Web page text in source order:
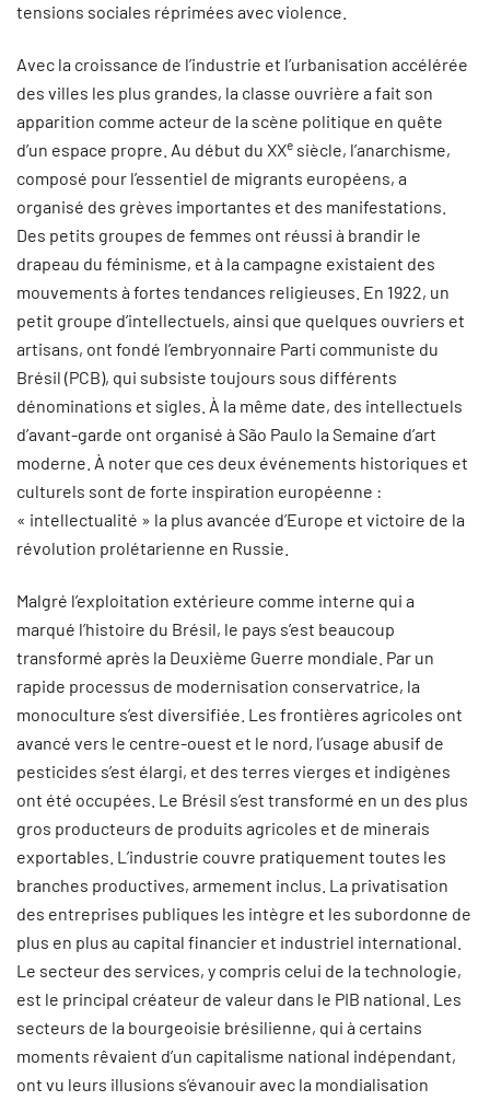
tensions sociales réprimées avec violence.
Avec la croissance de l’industrie et l’urbanisation accélérée
des villes les plus grandes, la classe ouvrière a fait son
apparition comme acteur de la scène politique en quête
d’un espace propre. Au début du XXe siècle, l’anarchisme,
composé pour l’essentiel de migrants européens, a
organisé des grèves importantes et des manifestations.
Des petits groupes de femmes ont réussi à brandir le
drapeau du féminisme, et à la campagne existaient des
mouvements à fortes tendances religieuses. En 1922, un
petit groupe d’intellectuels, ainsi que quelques ouvriers et
artisans, ont fondé l’embryonnaire Parti communiste du
Brésil (PCB), qui subsiste toujours sous différents
dénominations et sigles. À la même date, des intellectuels
d’avant-garde ont organisé à São Paulo la Semaine d’art
moderne. À noter que ces deux événements historiques et
culturels sont de forte inspiration européenne :
« intellectualité » la plus avancée d’Europe et victoire de la
révolution prolétarienne en Russie.
Malgré l’exploitation extérieure comme interne qui a
marqué l’histoire du Brésil, le pays s’est beaucoup
transformé après la Deuxième Guerre mondiale. Par un
rapide processus de modernisation conservatrice, la
monoculture s’est diversifiée. Les frontières agricoles ont
avancé vers le centre-ouest et le nord, l’usage abusif de
pesticides s’est élargi, et des terres vierges et indigènes
ont été occupées. Le Brésil s’est transformé en un des plus
gros producteurs de produits agricoles et de minerais
exportables. L’industrie couvre pratiquement toutes les
branches productives, armement inclus. La privatisation
des entreprises publiques les intègre et les subordonne de
plus en plus au capital financier et industriel international.
Le secteur des services, y compris celui de la technologie,
est le principal créateur de valeur dans le PIB national. Les
secteurs de la bourgeoisie brésilienne, qui à certains
moments rêvaient d’un capitalisme national indépendant,
ont vu leurs illusions s’évanouir avec la mondialisation